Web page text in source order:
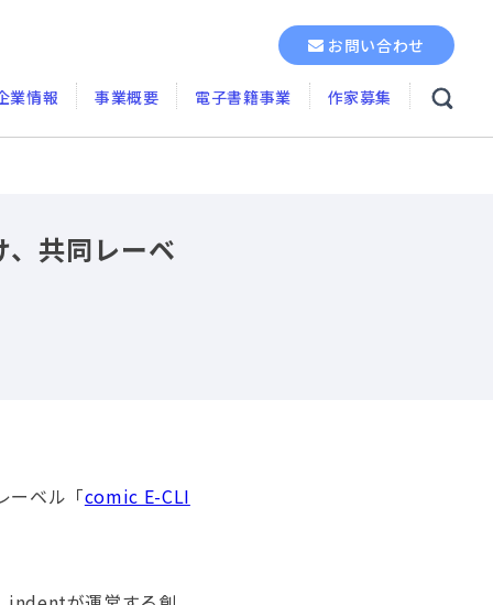
お問い合わせ
業情報 事業概要 電子書籍事業 作家募集
共同レーベ
ーベル「comic E-CLI